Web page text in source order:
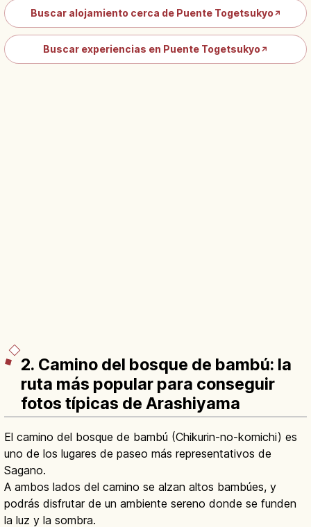
Buscar alojamiento cerca de Puente Togetsukyo ↗
Buscar experiencias en Puente Togetsukyo ↗
2. Camino del bosque de bambú: la
ruta más popular para conseguir
fotos típicas de Arashiyama
El camino del bosque de bambú (Chikurin-no-komichi) es
uno de los lugares de paseo más representativos de
Sagano.
A ambos lados del camino se alzan altos bambúes, y
podrás disfrutar de un ambiente sereno donde se funden
la luz y la sombra.